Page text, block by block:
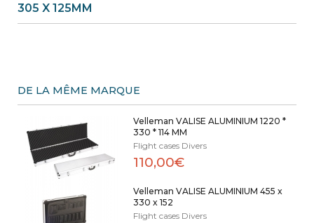
305 X 125MM
DE LA MÊME MARQUE
Velleman VALISE ALUMINIUM 1220 *
330 * 114 MM
Flight cases Divers
110,00€
Velleman VALISE ALUMINIUM 455 x
330 x 152
Flight cases Divers